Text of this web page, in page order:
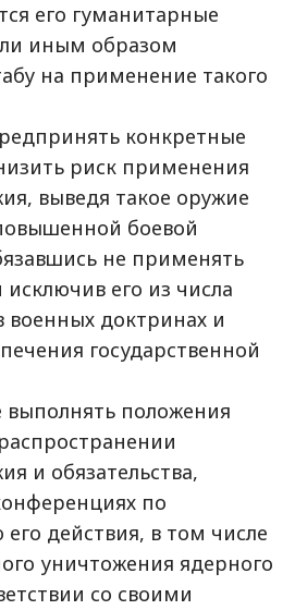
его гуманитарные
иным образом
на применение такого
конкретные
риск применения
выведя такое оружие
боевой
не применять
его из числа
военных доктринах и
государственной
положения
и обязательства,
по
действия, в том числе
уничтожения ядерного
со своими